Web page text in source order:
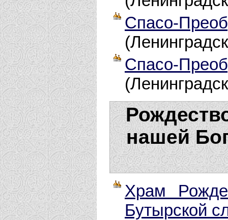
Спасо-
Спасо-
нашей
Храм
Бутырской